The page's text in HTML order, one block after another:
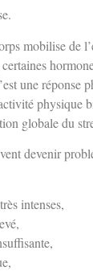
mobilise de
une réponse
physique
globale du
devenir
intenses,